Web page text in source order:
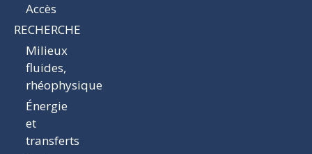
Accès
RECHERCHE
Milieux
fluides,
rhéophysique
Énergie
et
transferts